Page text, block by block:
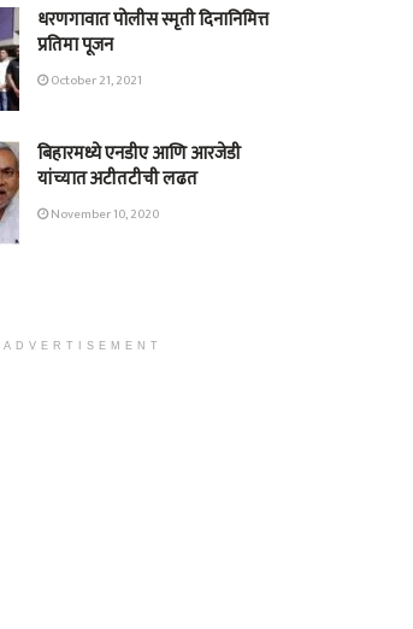
धरणगावात पोलीस स्मृती दिनानिमित्त
प्रतिमा पूजन
October 21, 2021
बिहारमध्ये एनडीए आणि आरजेडी
यांच्यात अटीतटीची लढत
November 10, 2020
ADVERTISEMENT